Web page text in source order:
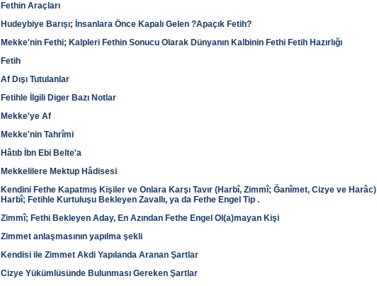
Fethin Araçları
Hudeybiye Barışı; İnsanlara Önce Kapalı Gelen ?Apaçık Fetih?
Mekke'nin Fethi; Kalpleri Fethin Sonucu Olarak Dünyanın Kalbinin Fethi Fetih Hazırlığı
Fetih
Af Dışı Tutulanlar
Fetihle İlgili Diger Bazı Notlar
Mekke'ye Af
Mekke'nin Tahrîmi
Hâtıb İbn Ebi Belte'a
Mekkelilere Mektup Hâdisesi
Kendini Fethe Kapatmış Kişiler ve Onlara Karşı Tavır (Harbî, Zimmî; Ğanîmet, Cizye ve Harâc)
Harbî; Fetihle Kurtuluşu Bekleyen Zavallı, ya da Fethe Engel Tip .
Zimmî; Fethi Bekleyen Aday, En Azından Fethe Engel Ol(a)mayan Kişi
Zimmet anlaşmasının yapılma şekli
Kendisi ile Zimmet Akdi Yapılanda Aranan Şartlar
Cizye Yükümlüsünde Bulunması Gereken Şartlar